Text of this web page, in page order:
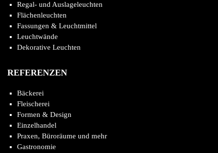
Regal- und Auslageleuchten
Flächenleuchten
Fassungen & Leuchtmittel
Leuchtwände
Dekorative Leuchten
REFERENZEN
Bäckerei
Fleischerei
Formen & Design
Einzelhandel
Praxen, Büroräume und mehr
Gastronomie